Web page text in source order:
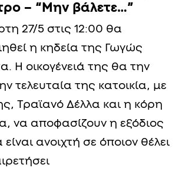
– “Μην βάλετε…”
27/5 στις 12:00 θα
η κηδεία της Γωγώς
Η οικογένειά της θα την
τελευταία της κατοικία, με
Τραϊανό Δέλλα και η κόρη
να αποφασίζουν η εξόδιος
ανοιχτή σε όποιον θέλει